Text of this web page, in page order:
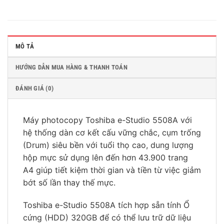
MÔ TẢ
HƯỚNG DẪN MUA HÀNG & THANH TOÁN
ĐÁNH GIÁ (0)
Máy photocopy Toshiba e-Studio 5508A với
hệ thống dàn cơ kết cấu vững chắc, cụm trống
(Drum) siêu bền với tuổi thọ cao, dung lượng
hộp mực sử dụng lên đến hơn 43.900 trang
A4 giúp tiết kiệm thời gian và tiền từ việc giảm
bớt số lần thay thế mực.
Toshiba e-Studio 5508A tích hợp sẵn tính Ổ
cứng (HDD) 320GB để có thể lưu trữ dữ liệu